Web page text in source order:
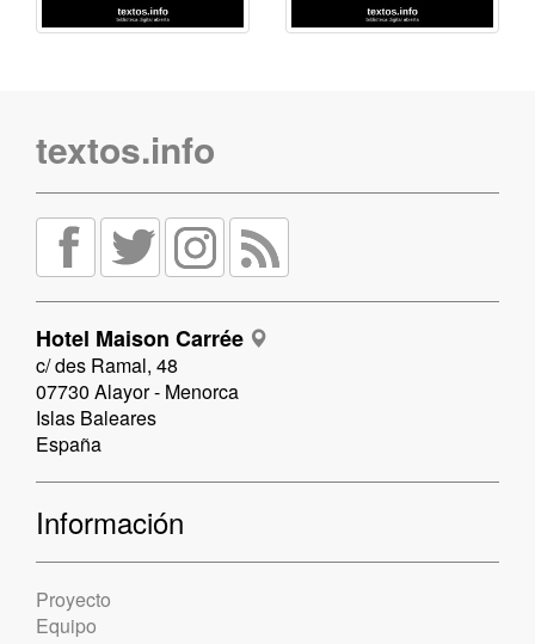
textos.info
Hotel Maison Carrée
c/ des Ramal, 48
07730 Alayor - Menorca
Islas Baleares
España
Información
Proyecto
Equipo